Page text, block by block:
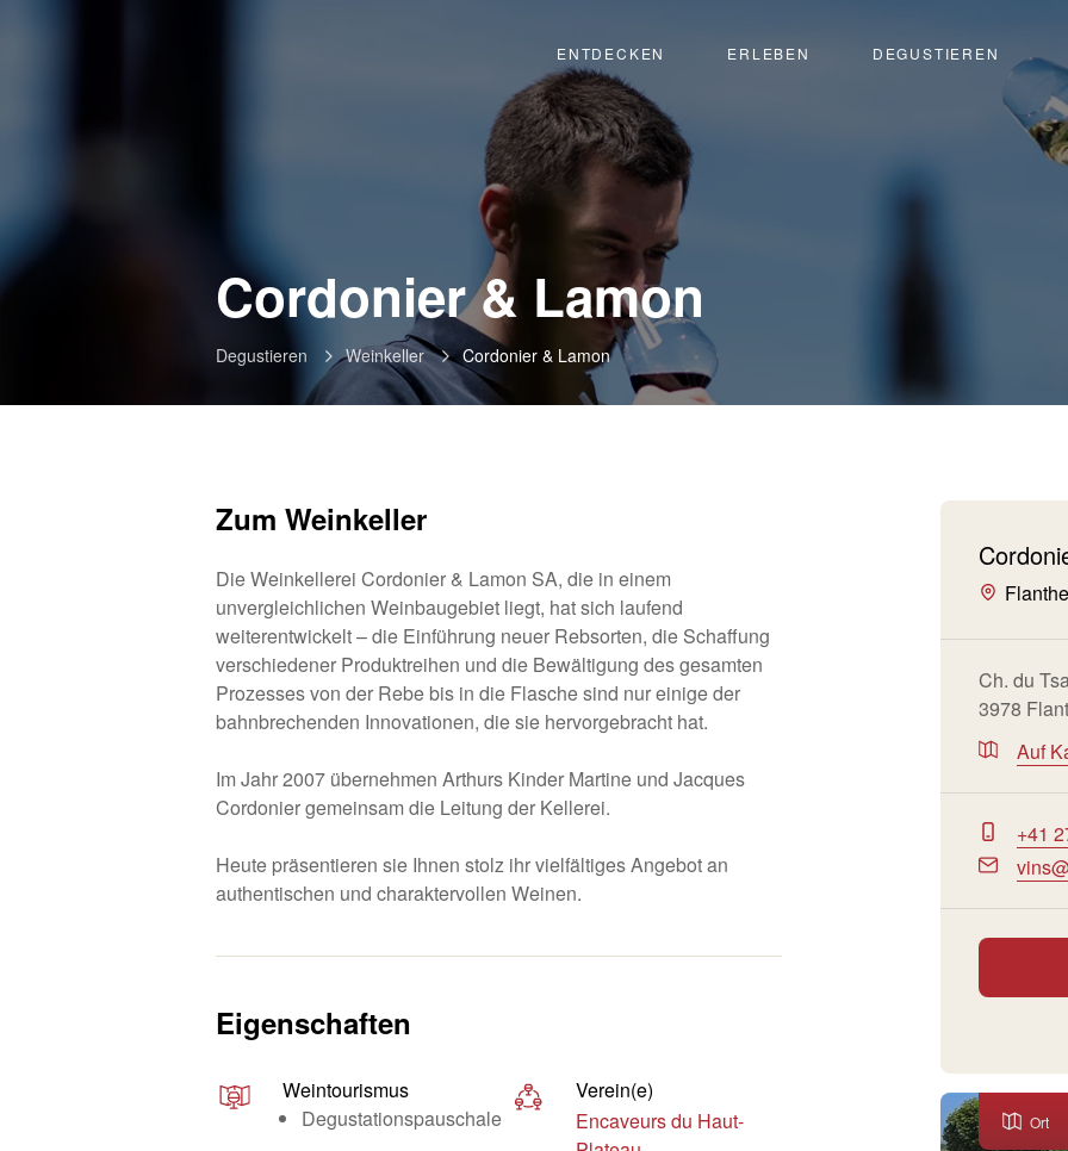
ENTDECKEN ERLEBEN DEGUSTIEREN
Cordonier & Lamon
Flanthey
Degustieren Weinkeller Cordonier & Lamon
Zum Weinkeller
Die Weinkellerei Cordonier & Lamon SA, die in einem
unvergleichlichen Weinbaugebiet liegt, hat sich laufend
weiterentwickelt – die Einführung neuer Rebsorten, die Schaffung
verschiedener Produktreihen und die Bewältigung des gesamten
Prozesses von der Rebe bis in die Flasche sind nur einige der
bahnbrechenden Innovationen, die sie hervorgebracht hat.
Im Jahr 2007 übernehmen Arthurs Kinder Martine und Jacques
Cordonier gemeinsam die Leitung der Kellerei.
Heute präsentieren sie Ihnen stolz ihr vielfältiges Angebot an
authentischen und charaktervollen Weinen.
Eigenschaften
Weintourismus
Degustationspauschale
Verein(e)
Encaveurs du Haut-
Ch. du
3978
Auf
+41
Ort